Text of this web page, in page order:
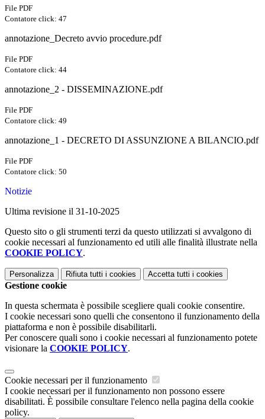
File PDF
Contatore click: 47
annotazione_Decreto avvio procedure.pdf
File PDF
Contatore click: 44
annotazione_2 - DISSEMINAZIONE.pdf
File PDF
Contatore click: 49
annotazione_1 - DECRETO DI ASSUNZIONE A BILANCIO.pdf
File PDF
Contatore click: 50
Notizie
Ultima revisione il 31-10-2025
Questo sito o gli strumenti terzi da questo utilizzati si avvalgono di
cookie necessari al funzionamento ed utili alle finalità illustrate nella
COOKIE POLICY.
Personalizza Rifiuta tutti i cookies Accetta tutti i cookies
Gestione cookie
In questa schermata è possibile scegliere quali cookie consentire.
I cookie necessari sono quelli che consentono il funzionamento della
piattaforma e non è possibile disabilitarli.
Per conoscere quali sono i cookie necessari al funzionamento potete
visionare la COOKIE POLICY.
Cookie necessari per il funzionamento
I cookie necessari per il funzionamento non possono essere
disabilitati. È possibile consultare l'elenco nella pagina della cookie
policy.